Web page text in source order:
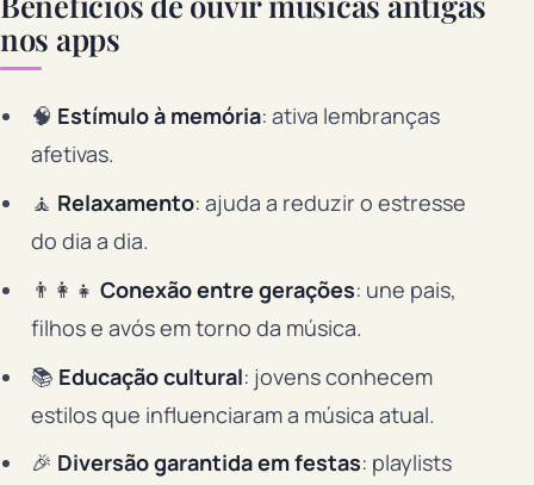
nos apps
🧠 Estímulo à memória: ativa lembranças
afetivas.
🧘 Relaxamento: ajuda a reduzir o estresse
do dia a dia.
👨‍👩‍👧 Conexão entre gerações: une pais,
filhos e avós em torno da música.
📚 Educação cultural: jovens conhecem
estilos que influenciaram a música atual.
🎉 Diversão garantida em festas: playlists